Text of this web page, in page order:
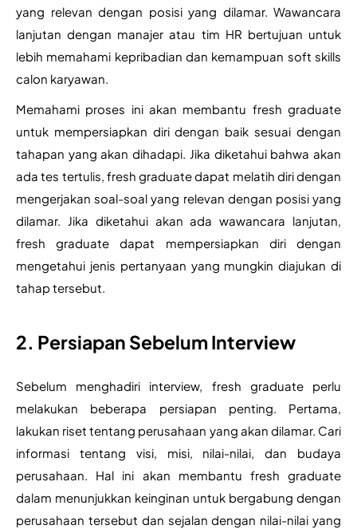
yang relevan dengan posisi yang dilamar. Wawancara
lanjutan dengan manajer atau tim HR bertujuan untuk
lebih memahami kepribadian dan kemampuan soft skills
calon karyawan.
Memahami proses ini akan membantu fresh graduate
untuk mempersiapkan diri dengan baik sesuai dengan
tahapan yang akan dihadapi. Jika diketahui bahwa akan
ada tes tertulis, fresh graduate dapat melatih diri dengan
mengerjakan soal-soal yang relevan dengan posisi yang
dilamar. Jika diketahui akan ada wawancara lanjutan,
fresh graduate dapat mempersiapkan diri dengan
mengetahui jenis pertanyaan yang mungkin diajukan di
tahap tersebut.
2. Persiapan Sebelum Interview
Sebelum menghadiri interview, fresh graduate perlu
melakukan beberapa persiapan penting. Pertama,
lakukan riset tentang perusahaan yang akan dilamar. Cari
informasi tentang visi, misi, nilai-nilai, dan budaya
perusahaan. Hal ini akan membantu fresh graduate
dalam menunjukkan keinginan untuk bergabung dengan
perusahaan tersebut dan sejalan dengan nilai-nilai yang